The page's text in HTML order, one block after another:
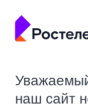
наш сайт